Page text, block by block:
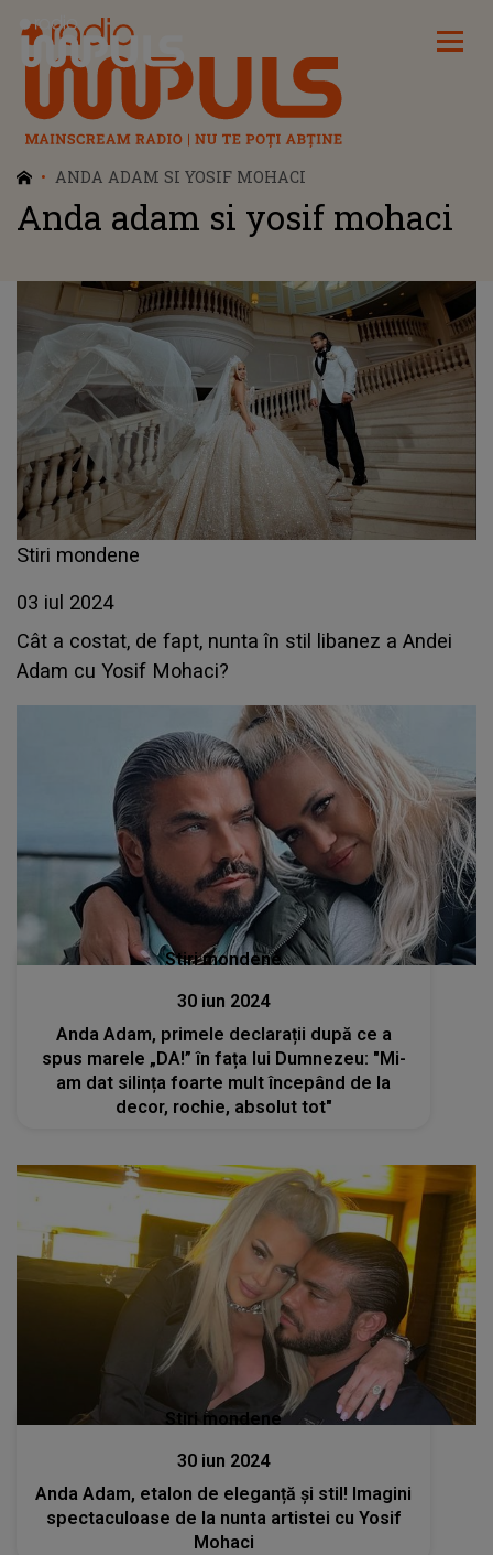
Radio Impuls
ANDA ADAM SI YOSIF MOHACI
Anda adam si yosif mohaci
Stiri mondene
03 iul 2024
Cât a costat, de fapt, nunta în stil libanez a Andei
Adam cu Yosif Mohaci?
Stiri mondene
30 iun 2024
Anda Adam, primele declarații după ce a
spus marele „DA!” în fața lui Dumnezeu: "Mi-
am dat silința foarte mult începând de la
decor, rochie, absolut tot"
Stiri mondene
30 iun 2024
Anda Adam, etalon de eleganță și stil! Imagini
spectaculoase de la nunta artistei cu Yosif
Mohaci